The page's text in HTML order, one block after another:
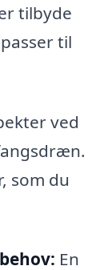
tilbyde
til
ved
som du
En